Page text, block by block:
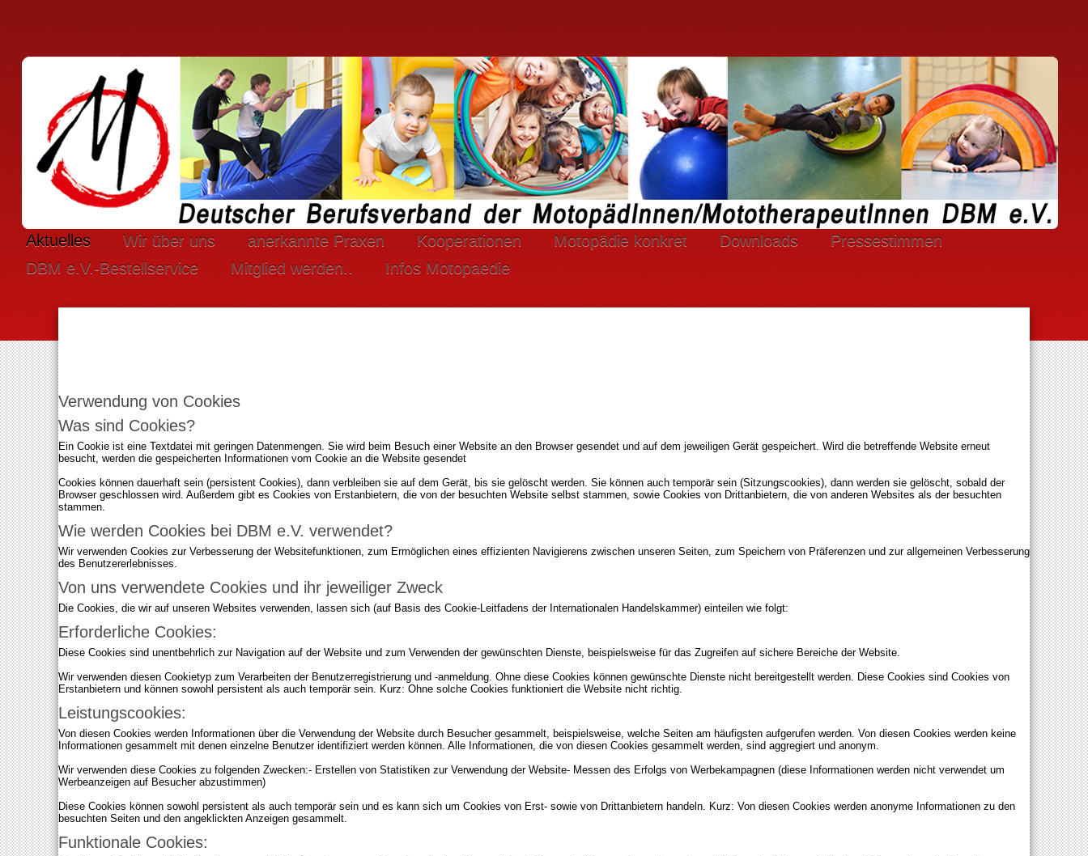
Aktuelles Wir über uns anerkannte Praxen Kooperationen Motopädie konkret Downloads
Pressestimmen
DBM e.V.-Bestellservice
Mitglied werden.. Infos Motopaedie
Verwendung von Cookies
Was sind Cookies?
Ein Cookie ist eine Textdatei mit geringen Datenmengen. Sie wird beim Besuch einer Website an den Browser gesendet und auf dem jeweiligen Gerät gespeichert. Wird die betreffende Website erneut
besucht, werden die gespeicherten Informationen vom Cookie an die Website gesendet
Cookies können dauerhaft sein (persistent Cookies), dann verbleiben sie auf dem Gerät, bis sie gelöscht werden. Sie können auch temporär sein (Sitzungscookies), dann werden sie gelöscht, sobald der
Browser geschlossen wird. Außerdem gibt es Cookies von Erstanbietern, die von der besuchten Website selbst stammen, sowie Cookies von Drittanbietern, die von anderen Websites als der besuchten
stammen.
Wie werden Cookies bei DBM e.V. verwendet?
Wir verwenden Cookies zur Verbesserung der Websitefunktionen, zum Ermöglichen eines effizienten Navigierens zwischen unseren Seiten, zum Speichern von Präferenzen und zur allgemeinen Verbesserung
des Benutzererlebnisses.
Von uns verwendete Cookies und ihr jeweiliger Zweck
Die Cookies, die wir auf unseren Websites verwenden, lassen sich (auf Basis des Cookie-Leitfadens der Internationalen Handelskammer) einteilen wie folgt:
Erforderliche Cookies:
Diese Cookies sind unentbehrlich zur Navigation auf der Website und zum Verwenden der gewünschten Dienste, beispielsweise für das Zugreifen auf sichere Bereiche der Website.
Wir verwenden diesen Cookietyp zum Verarbeiten der Benutzerregistrierung und -anmeldung. Ohne diese Cookies können gewünschte Dienste nicht bereitgestellt werden. Diese Cookies sind Cookies von
Erstanbietern und können sowohl persistent als auch temporär sein. Kurz: Ohne solche Cookies funktioniert die Website nicht richtig.
Leistungscookies:
Von diesen Cookies werden Informationen über die Verwendung der Website durch Besucher gesammelt, beispielsweise, welche Seiten am häufigsten aufgerufen werden. Von diesen Cookies werden keine
Informationen gesammelt mit denen einzelne Benutzer identifiziert werden können. Alle Informationen, die von diesen Cookies gesammelt werden, sind aggregiert und anonym.
Wir verwenden diese Cookies zu folgenden Zwecken:- Erstellen von Statistiken zur Verwendung der Website- Messen des Erfolgs von Werbekampagnen (diese Informationen werden nicht verwendet um
Werbeanzeigen auf Besucher abzustimmen)
Diese Cookies können sowohl persistent als auch temporär sein und es kann sich um Cookies von Erst- sowie von Drittanbietern handeln. Kurz: Von diesen Cookies werden anonyme Informationen zu den
besuchten Seiten und den angeklickten Anzeigen gesammelt.
Funktionale Cookies: